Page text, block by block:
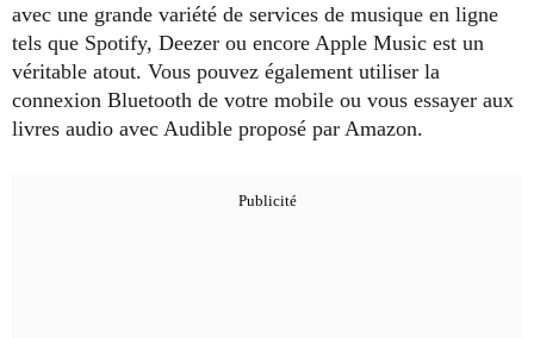
avec une grande variété de services de musique en ligne
tels que Spotify, Deezer ou encore Apple Music est un
véritable atout. Vous pouvez également utiliser la
connexion Bluetooth de votre mobile ou vous essayer aux
livres audio avec Audible proposé par Amazon.